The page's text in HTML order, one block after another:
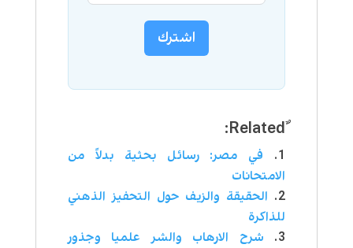
اشترك
ٌRelated:
في مصر: رسائل بحثية بدلاً من
الامتحانات
الحقيقة والزيف حول التحفيز الذهني
للذاكرة
شرح الارهاب والشر علميا وجذور